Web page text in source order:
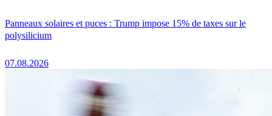
Panneaux solaires et puces : Trump impose 15% de taxes sur le
polysilicium
07.08.2026